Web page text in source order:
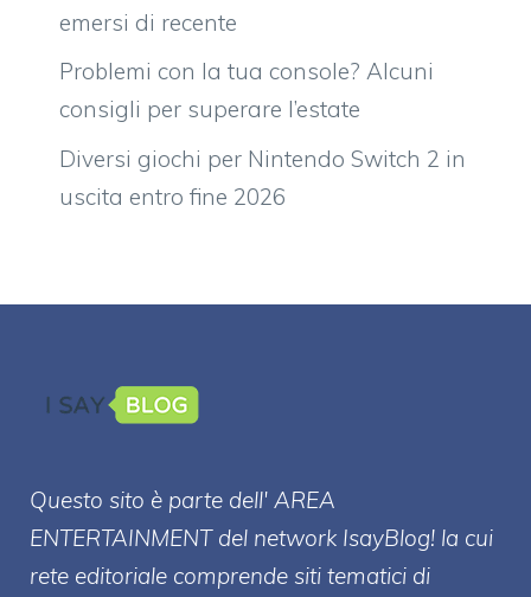
emersi di recente
Problemi con la tua console? Alcuni
consigli per superare l’estate
Diversi giochi per Nintendo Switch 2 in
uscita entro fine 2026
Questo sito è parte dell' AREA
ENTERTAINMENT del network IsayBlog! la cui
rete editoriale comprende siti tematici di